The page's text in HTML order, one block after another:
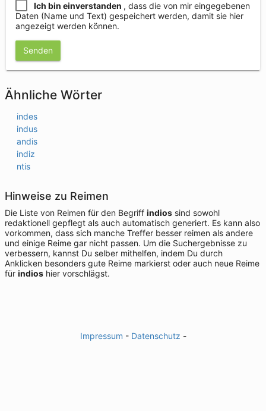
Ich bin einverstanden , dass die von mir eingegebenen
Daten (Name und Text) gespeichert werden, damit sie hier
angezeigt werden können.
Senden
Ähnliche Wörter
indes
indus
andis
indiz
ntis
Hinweise zu Reimen
Die Liste von Reimen für den Begriff indios sind sowohl
redaktionell gepflegt als auch automatisch generiert. Es kann also
vorkommen, dass sich manche Treffer besser reimen als andere
und einige Reime gar nicht passen. Um die Suchergebnisse zu
verbessern, kannst Du selber mithelfen, indem Du durch
Anklicken besonders gute Reime markierst oder auch neue Reime
für indios hier vorschlägst.
Impressum - Datenschutz -